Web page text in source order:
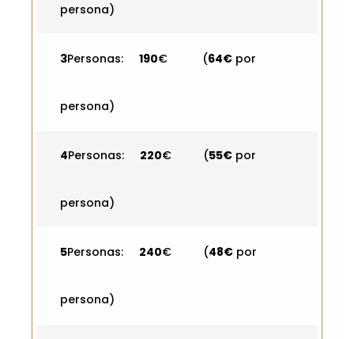
persona)
3Personas: 190€ (64€ por
persona)
4Personas: 220€ (55€ por
persona)
5Personas: 240€ (48€ por
persona)